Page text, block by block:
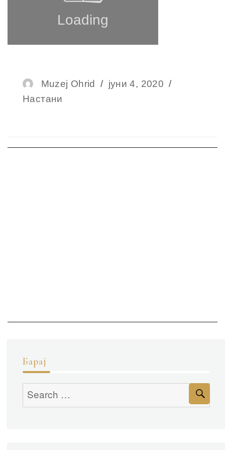
Author
Muzej Ohrid
Posted
јуни 4, 2020
Настани
Барај
Search